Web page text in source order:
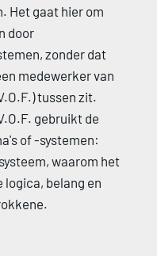
Het gaat hier om
door
zonder dat
medewerker van
tussen zit.
gebruikt de
of -systemen:
waarom het
belang en